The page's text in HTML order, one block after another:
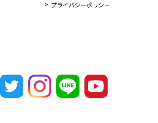
プライバシーポリシー